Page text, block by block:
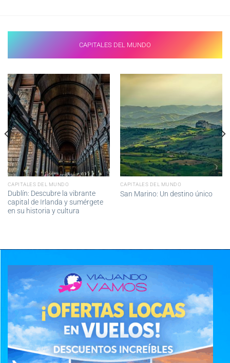
CAPITALES DEL MUNDO
CAPITALES DEL MUNDO
Dublín: Descubre la vibrante
capital de Irlanda y sumérgete
en su historia y cultura
CAPITALES DEL MUNDO
San Marino: Un destino único